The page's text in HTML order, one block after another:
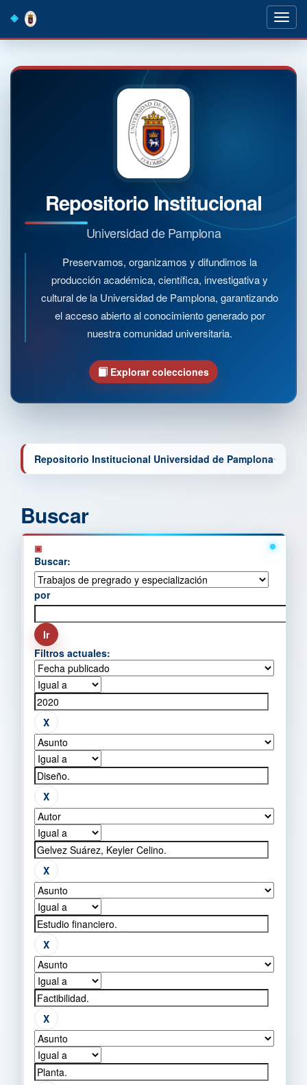
navigation
Repositorio Institucional
Universidad de Pamplona
Preservamos, organizamos y difundimos la
producción académica, científica, investigativa y
cultural de la Universidad de Pamplona, garantizando
el acceso abierto al conocimiento generado por
nuestra comunidad universitaria.
Explorar colecciones
Repositorio Institucional Universidad de Pamplona
Buscar
Buscar:
por
Filtros actuales: